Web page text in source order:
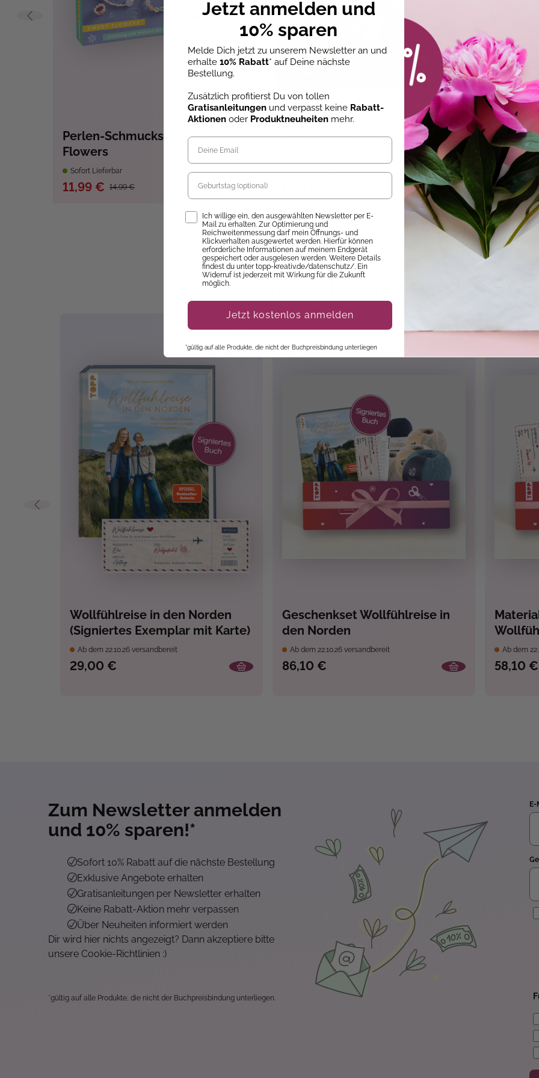
Perlen-Schmuckset - Sweet
Flowers
Sofort Lieferbar
14,99 €
11,99 €
Katja Enseling
Das Kinderlieder-Bastelbuch
Sofort Lieferbar
Heike Roland
Sofort
12,00 €
Entdecke unsere
Wollfühlreise in den Norden
(Signiertes Exemplar mit Karte)
Ab dem 22.10.26 versandbereit
29,00 €
Geschenkset Wollfühlreise in
den Norden
Ab dem 22.10.26 versandbereit
86,10 €
Ab dem
58,10 €
Zum Newsletter anmelden
und 10% sparen!*
Sofort 10% Rabatt auf die nächste Bestellung
Exklusive Angebote erhalten
Gratisanleitungen per Newsletter erhalten
Keine Rabatt-Aktion mehr verpassen
Über Neuheiten informiert werden
Dir wird hier nichts angezeigt? Dann akzeptiere bitte
unsere Cookie-Richtlinien :)
*gültig auf alle Produkte, die nicht der Buchpreisbindung unterliegen.
Jetzt anmelden und
10% sparen
Melde Dich jetzt zu unserem Newsletter an und
erhalte 10% Rabatt* auf Deine nächste
Bestellung.
Zusätzlich profitierst Du von tollen
Gratisanleitungen und verpasst keine Rabatt-
Aktionen oder Produktneuheiten mehr.
Opt-InIch willige ein, den ausgewählten Newsletter per E-
Mail zu erhalten. Zur Optimierung und
Reichweitenmessung darf mein Öffnungs- und
Klickverhalten ausgewertet werden. Hierfür können
erforderliche Informationen auf meinem Endgerät
gespeichert oder ausgelesen werden. Weitere Details
findest du unter topp-kreativ.de/datenschutz/. Ein
Widerruf ist jederzeit mit Wirkung für die Zukunft
möglich.
Jetzt kostenlos anmelden
*gültig auf alle Produkte, die nicht der Buchpreisbindung unterliegen